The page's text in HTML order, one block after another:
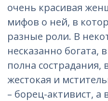
очень красивая
мифов о ней, в
разные роли. В
несказанно богата,
полна сострадания,
жестокая и
– борец-активист, а